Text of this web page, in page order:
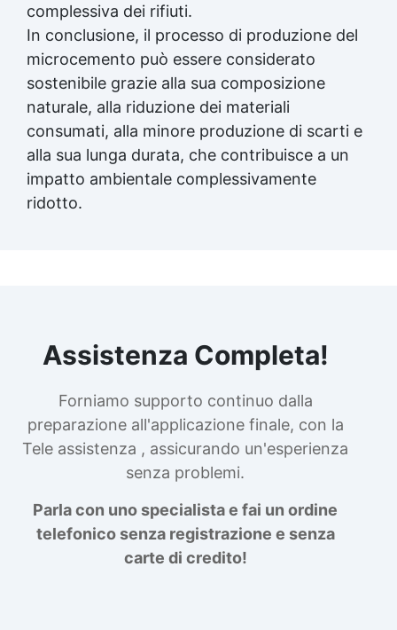
complessiva dei rifiuti.
In conclusione, il processo di produzione del
microcemento può essere considerato
sostenibile grazie alla sua composizione
naturale, alla riduzione dei materiali
consumati, alla minore produzione di scarti e
alla sua lunga durata, che contribuisce a un
impatto ambientale complessivamente
ridotto.
Assistenza Completa!
Forniamo supporto continuo dalla
preparazione all'applicazione finale, con la
Tele assistenza , assicurando un'esperienza
senza problemi.
Parla con uno specialista e fai un ordine
telefonico senza registrazione e senza
carte di credito!